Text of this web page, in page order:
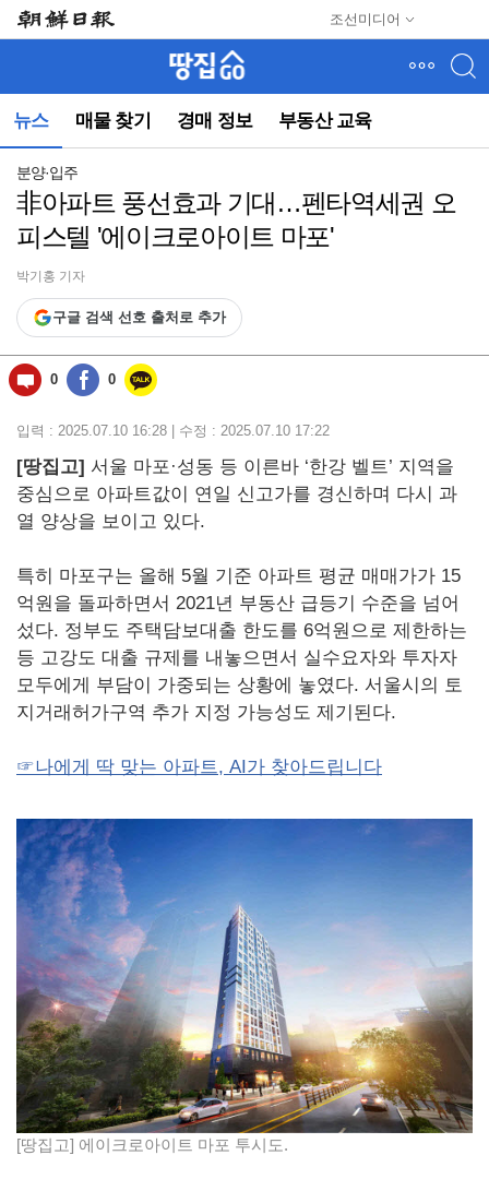
조선미디어
뉴스 매물 찾기 경매 정보 부동산 교육
뉴
(컨
동)
분양·입주
非아파트 풍선효과 기대…펜타역세권 오
피스텔 '에이크로아이트 마포'
박기홍 기자
구글 검색 선호 출처로 추가
0 0
입력 : 2025.07.10 16:28 | 수정 : 2025.07.10 17:22
[땅집고] 서울 마포·성동 등 이른바 ‘한강 벨트’ 지역을
중심으로 아파트값이 연일 신고가를 경신하며 다시 과
열 양상을 보이고 있다.
특히 마포구는 올해 5월 기준 아파트 평균 매매가가 15
억원을 돌파하면서 2021년 부동산 급등기 수준을 넘어
섰다. 정부도 주택담보대출 한도를 6억원으로 제한하는
등 고강도 대출 규제를 내놓으면서 실수요자와 투자자
모두에게 부담이 가중되는 상황에 놓였다. 서울시의 토
지거래허가구역 추가 지정 가능성도 제기된다.
☞나에게 딱 맞는 아파트, AI가 찾아드립니다
[땅집고] 에이크로아이트 마포 투시도.